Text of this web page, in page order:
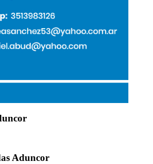
Aduncor